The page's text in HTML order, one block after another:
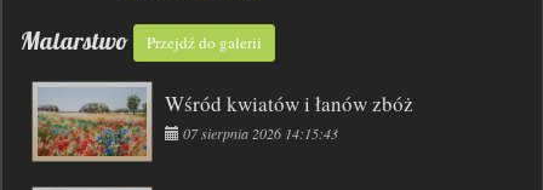
Malarstwo Przejdź do galerii
Wśród kwiatów i łanów zbóż
07 sierpnia 2026 14:15:43